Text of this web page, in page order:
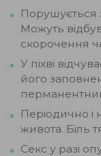
Порушується
Можуть
скорочення
У піхві
його
Періодично і
живота. Біль
Секс у разі